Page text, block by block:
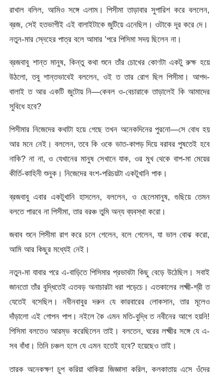
রাখাল বলিল, আমিও সঙ্গে এলাম। পিসীমা তাড়াবার সুপারিশ করে বললেন,
ব্রজ, সেই হতভাগীই এই বালাইটাকে জুটিয়ে এনেছিল। ওটাকে দূর করে দে।
নতুন-মার স্নেহের পাত্র বলে আমার ’পরে পিসিমা সদয় ছিলেন না।
ব্রজবাবু শান্ত মানুষ, কিন্তু কথা শুনে তাঁর চোখের কোণটা একটু রুক্ষ হয়ে
উঠলো, তবু শান্তভাবেই বললেন, ওই ত তার রোগ ছিল পিসীমা। আপদ-
বালাই ত আর একটি জুটোয় নি—কেবল ও-বেচারাকে তাড়ালেই কি আমাদের
সুবিধে হবে?
পিসীমার নিজেদের কথাটা হয়ে গেছে তখন অনেকদিনের পুরনো—সে বোধ হয়
আর মনে নেই। বললেন, তবে কি ওকে ভাত-কাপড় দিয়ে বরাবর পুষতেই হবে
নাকি? না না, ও যেখানের মানুষ সেখানে যাক, ওর মুখ থেকে বাপ-মা মেয়ের
কীর্তি-কাহিনী শুনুক। নিজেদের বংশ-পরিচয়টা একটুখানি পাক।
ব্রজবাবু এবার একটুখানি হাসলেন, বললেন, ও ছেলেমানুষ, গুছিয়ে তেমন
বলতে পারবে না পিসীমা, তার বরঞ্চ তুমি অন্য ব্যবস্থা করো।
জবাব শুনে পিসীমা রাগ করে চলে গেলেন, বলে গেলেন, যা ভাল বোঝ করো,
আমি আর কিছুর মধ্যেই নেই।
নতুন-মা যাবার পরে এ-বাড়িতে পিসিমার প্রভাবটা কিছু বেড়ে উঠেছিল। সবাই
জানতো তাঁর বুদ্ধিতেই এতবড় অনাচারটা ধরা পড়েচে। এতকালের লক্ষ্মী-শ্রী ত
যেতেই বসেছিল। নবীনবাবুর দরুন যে কারবারের লোকসান, তার মূলেও
দাঁড়ালো এই গোপন পাপ। নইলে কৈ এমন মতি-বুদ্ধি ত নবীনের আগে হয়নি!
পিসিমা বলতেও আরম্ভ করেছিলেন তাই। বলতেন, ঘরের লক্ষ্মীর সঙ্গে যে এ-
সব বাঁধা। তিনি চঞ্চল হলে যে এমন হতেই হবে? হয়েছেও তাই।
তারক অনেকক্ষণ চুপ করিয়া থাকিয়া জিজ্ঞাসা করিল, কলকাতায় এসে ওঁদের